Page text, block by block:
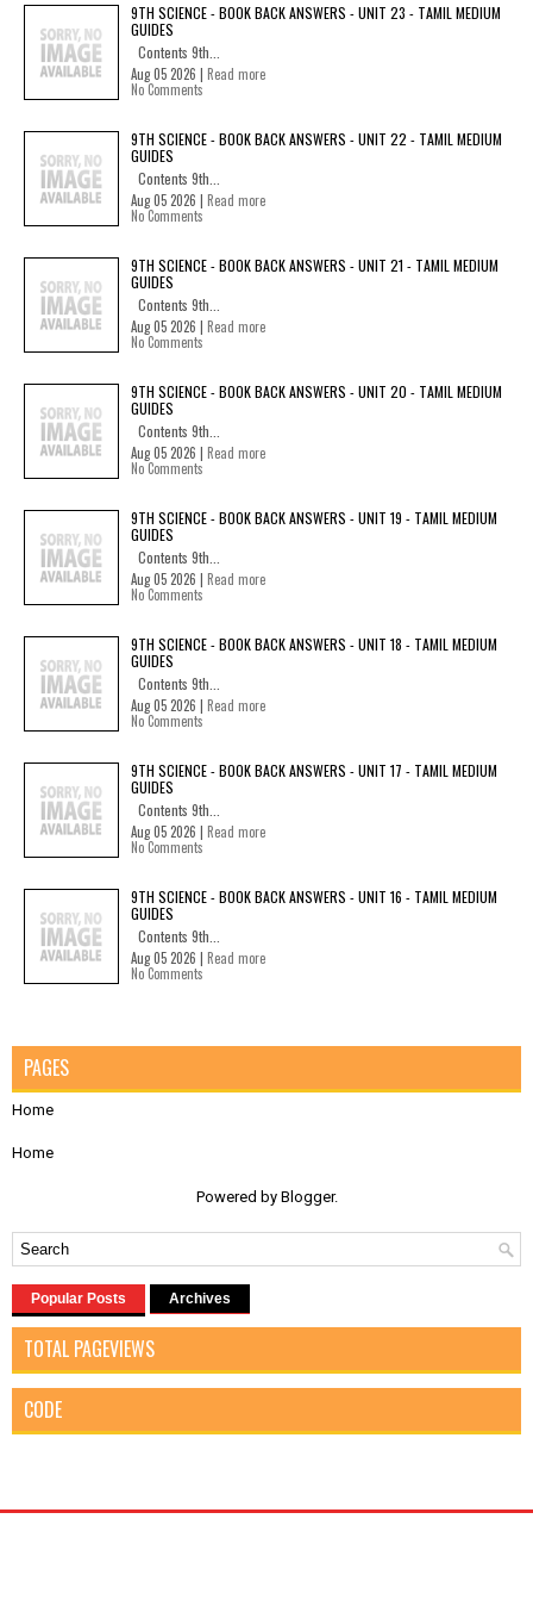
9TH SCIENCE - BOOK BACK ANSWERS - UNIT 23 - TAMIL MEDIUM
GUIDES
Contents 9th...
Aug 05 2026 | Read more
No Comments
9TH SCIENCE - BOOK BACK ANSWERS - UNIT 22 - TAMIL MEDIUM
GUIDES
Contents 9th...
Aug 05 2026 | Read more
No Comments
9TH SCIENCE - BOOK BACK ANSWERS - UNIT 21 - TAMIL MEDIUM
GUIDES
Contents 9th...
Aug 05 2026 | Read more
No Comments
9TH SCIENCE - BOOK BACK ANSWERS - UNIT 20 - TAMIL MEDIUM
GUIDES
Contents 9th...
Aug 05 2026 | Read more
No Comments
9TH SCIENCE - BOOK BACK ANSWERS - UNIT 19 - TAMIL MEDIUM
GUIDES
Contents 9th...
Aug 05 2026 | Read more
No Comments
9TH SCIENCE - BOOK BACK ANSWERS - UNIT 18 - TAMIL MEDIUM
GUIDES
Contents 9th...
Aug 05 2026 | Read more
No Comments
9TH SCIENCE - BOOK BACK ANSWERS - UNIT 17 - TAMIL MEDIUM
GUIDES
Contents 9th...
Aug 05 2026 | Read more
No Comments
9TH SCIENCE - BOOK BACK ANSWERS - UNIT 16 - TAMIL MEDIUM
GUIDES
Contents 9th...
Aug 05 2026 | Read more
No Comments
PAGES
Home
Home
Powered by Blogger.
Popular Posts Archives
TOTAL PAGEVIEWS
CODE